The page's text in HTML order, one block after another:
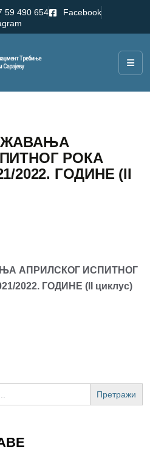
59 490 654
Facebook
РОКА
2022. ГОДИНЕ (II
А АПРИЛСКОГ ИСПИТНОГ
2022. ГОДИНЕ (II циклус)